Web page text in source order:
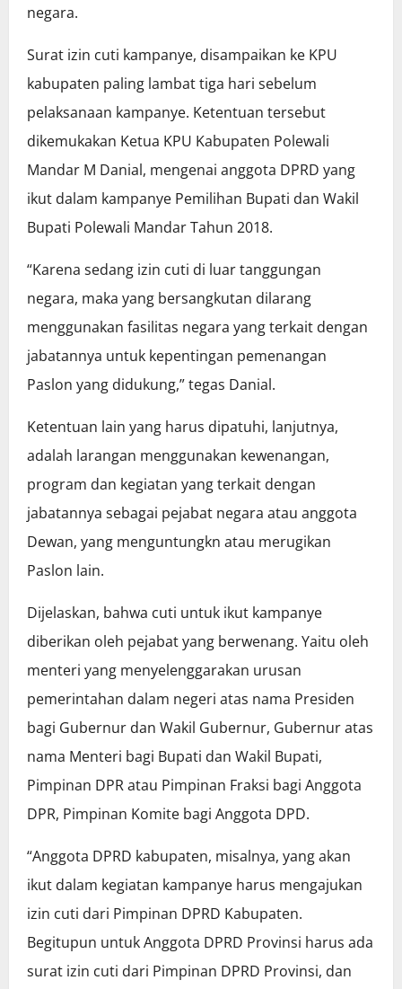
negara.
Surat izin cuti kampanye, disampaikan ke KPU
kabupaten paling lambat tiga hari sebelum
pelaksanaan kampanye. Ketentuan tersebut
dikemukakan Ketua KPU Kabupaten Polewali
Mandar M Danial, mengenai anggota DPRD yang
ikut dalam kampanye Pemilihan Bupati dan Wakil
Bupati Polewali Mandar Tahun 2018.
“Karena sedang izin cuti di luar tanggungan
negara, maka yang bersangkutan dilarang
menggunakan fasilitas negara yang terkait dengan
jabatannya untuk kepentingan pemenangan
Paslon yang didukung,” tegas Danial.
Ketentuan lain yang harus dipatuhi, lanjutnya,
adalah larangan menggunakan kewenangan,
program dan kegiatan yang terkait dengan
jabatannya sebagai pejabat negara atau anggota
Dewan, yang menguntungkn atau merugikan
Paslon lain.
Dijelaskan, bahwa cuti untuk ikut kampanye
diberikan oleh pejabat yang berwenang. Yaitu oleh
menteri yang menyelenggarakan urusan
pemerintahan dalam negeri atas nama Presiden
bagi Gubernur dan Wakil Gubernur, Gubernur atas
nama Menteri bagi Bupati dan Wakil Bupati,
Pimpinan DPR atau Pimpinan Fraksi bagi Anggota
DPR, Pimpinan Komite bagi Anggota DPD.
“Anggota DPRD kabupaten, misalnya, yang akan
ikut dalam kegiatan kampanye harus mengajukan
izin cuti dari Pimpinan DPRD Kabupaten.
Begitupun untuk Anggota DPRD Provinsi harus ada
surat izin cuti dari Pimpinan DPRD Provinsi, dan